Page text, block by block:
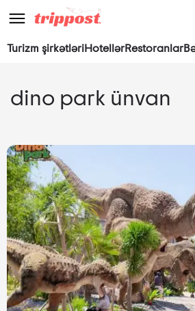
Turizm şirkətləriHotellərRestoranlar
dino park ünvan